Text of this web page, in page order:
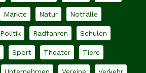
Märkte Natur Notfälle
Politik Radfahren Schulen
Sport Theater Tiere